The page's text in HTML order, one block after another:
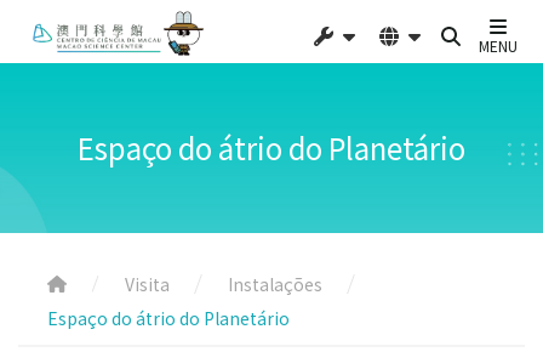
MENU
Espaço do átrio do Planetário
Visita
Instalações
Espaço do átrio do Planetário